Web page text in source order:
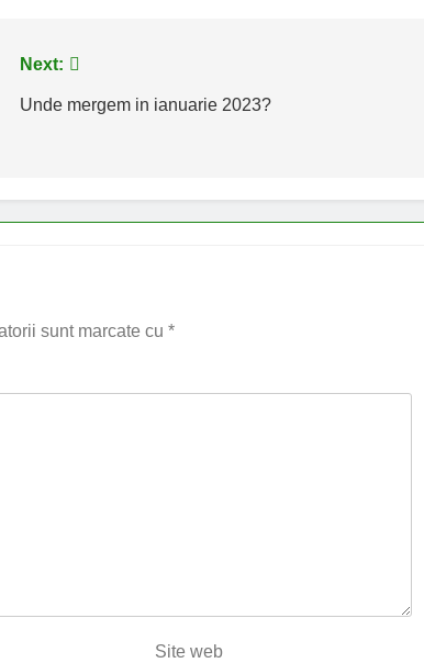
Next:
Unde mergem in ianuarie 2023?
sunt marcate cu *
Site web